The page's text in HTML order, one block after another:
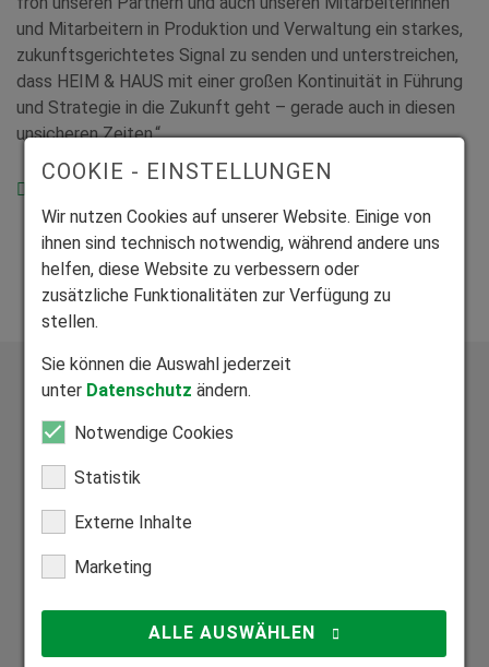
und Mitarbeitern in Produktion und Verwaltung ein starkes,
zukunftsgerichtetes Signal zu senden und unterstreichen,
dass HEIM & HAUS mit einer großen Kontinuität in Führung
und Strategie in die Zukunft geht – gerade auch in diesen
unsicheren Zeiten.“
Exklusive Bauelemente aus vier zertifizierten Werken
Wir fertigen alle Produkte individuell auf Maß.
Mitglied Bundesverband Direktvertrieb
COOKIE - EINSTELLUNGEN
Wir nutzen Cookies auf unserer Website. Einige von
ihnen sind technisch notwendig, während andere uns
helfen, diese Website zu verbessern oder
zusätzliche Funktionalitäten zur Verfügung zu
stellen.
Sie können die Auswahl jederzeit
unter Datenschutz ändern.
Notwendige Cookies
Statistik
Externe Inhalte
Marketing
ALLE AUSWÄHLEN